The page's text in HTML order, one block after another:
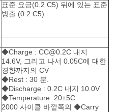
표준 요금(0.2 C5) 뒤에 있는 표준
방출 (0.2 C5)
◆Charge : CC@0.2C 내지
14.6V, 그리고 나서 0.05C에 대한
경향까지의 CV
◆Rest : 30 분.
◆Discharge : 0.2C 내지 10.0V
◆Temperature :20±5C
2000 사이클 바깥쪽의 ◆Carry